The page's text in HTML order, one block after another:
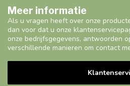
Meer informatie
Als u vragen heeft over onze
dan voor dat u onze
onze bedrijfsgegevens, antwoorden
verschillende manieren om contact